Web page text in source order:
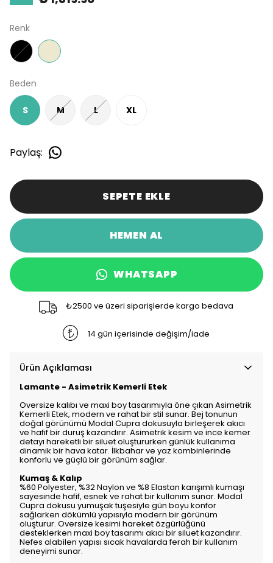
Renk
Beden
S M L XL
Paylaş:
SEPETE EKLE
HEMEN AL
WHATSAPP
₺2500 ve üzeri siparişlerde kargo bedava
14 gün içerisinde değişim/iade
Ürün Açıklaması
Lamante - Asimetrik Kemerli Etek
Oversize kalıbı ve maxi boy tasarımıyla öne çıkan Asimetrik
Kemerli Etek, modern ve rahat bir stil sunar. Bej tonunun
doğal görünümü Modal Cupra dokusuyla birleşerek akıcı
ve hafif bir duruş kazandırır. Asimetrik kesim ve ince kemer
detayı hareketli bir siluet oluştururken günlük kullanıma
dinamik bir hava katar. İlkbahar ve yaz kombinlerinde
konforlu ve güçlü bir görünüm sağlar.
Kumaş & Kalıp
%60 Polyester, %32 Naylon ve %8 Elastan karışımlı kumaşı
sayesinde hafif, esnek ve rahat bir kullanım sunar. Modal
Cupra dokusu yumuşak tuşesiyle gün boyu konfor
sağlarken dökümlü yapısıyla modern bir görünüm
oluşturur. Oversize kesimi hareket özgürlüğünü
desteklerken maxi boy tasarımı akıcı bir siluet kazandırır.
Nefes alabilen yapısı sıcak havalarda ferah bir kullanım
deneyimi sunar.